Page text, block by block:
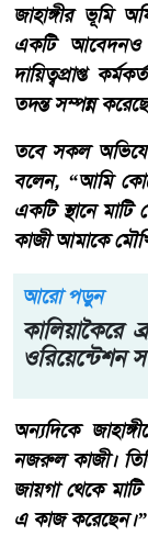
জাহাঙ্গীর ভূমি
একটি আবেদনও
দায়িত্বপ্রাপ্ত
তদন্ত সম্পন্ন
তবে সকল
বলেন, “আমি
একটি স্থানে
কাজী আমাকে
আরো পড়ুন
কালিয়াকৈরে
ওরিয়েন্টেশন
অন্যদিকে
নজরুল কাজী।
জায়গা থেকে
এ কাজ করেছেন।”